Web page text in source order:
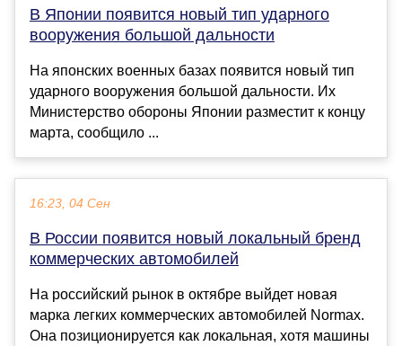
В Японии появится новый тип ударного
вооружения большой дальности
На японских военных базах появится новый тип
ударного вооружения большой дальности. Их
Министерство обороны Японии разместит к концу
марта, сообщило ...
16:23, 04 Сен
В России появится новый локальный бренд
коммерческих автомобилей
На российский рынок в октябре выйдет новая
марка легких коммерческих автомобилей Normax.
Она позиционируется как локальная, хотя машины